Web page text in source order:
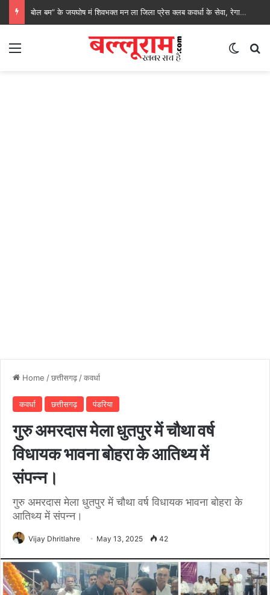
बोल बम” के जयघोष मं शिवभक्त मन ला जिला प्रेस क्लब कवर्धा के सेवा, रेगाखार चौक मं स्वल्पाहार पाय के गदगद होइस पदयात्री
Home /छत्तीसगढ़ /कवर्धा
कवर्धा छत्तीसगढ़ पंडरिया
गुरु अमरदास मेला धुतपुर में चौथा वर्ष
विधायक भावना बोहरा के आतिथ्य में
संपन्न।
गुरु अमरदास मेला धुतपुर में चौथा वर्ष विधायक भावना बोहरा के
आतिथ्य में संपन्न।
Vijay Dhritlahre May 13, 2025 42